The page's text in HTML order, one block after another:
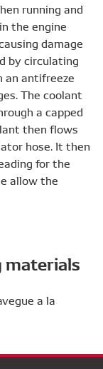
running and
the engine
damage
by circulating
an antifreeze
The coolant
a capped
then flows
hose. It then
for the
allow the
materials
a la